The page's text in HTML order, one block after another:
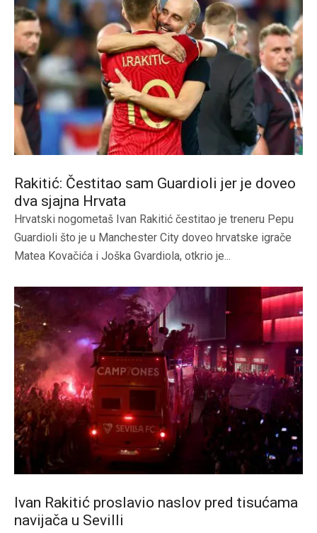
Rakitić: Čestitao sam Guardioli jer je doveo
dva sjajna Hrvata
Hrvatski nogometaš Ivan Rakitić čestitao je treneru Pepu
Guardioli što je u Manchester City doveo hrvatske igrače
Matea Kovačića i Joška Gvardiola, otkrio je...
Ivan Rakitić proslavio naslov pred tisućama
navijača u Sevilli